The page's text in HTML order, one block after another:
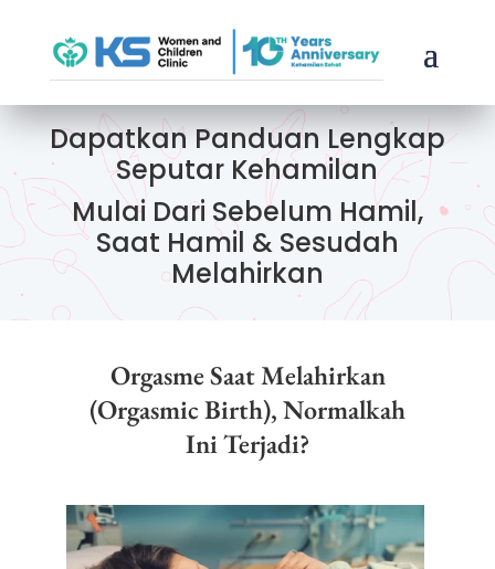
Dapatkan Panduan Lengkap
Seputar Kehamilan
Mulai Dari Sebelum Hamil,
Saat Hamil & Sesudah
Melahirkan
Orgasme Saat Melahirkan
(Orgasmic Birth), Normalkah
Ini Terjadi?